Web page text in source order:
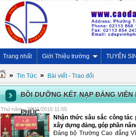
Trang nhất Giới Thiệu trường TUYỂN
» Tin Tức » Bài viết - Trao đổi
BỒI DƯỠNG KẾT NẠP ĐẢNG
PHÚC.
Thứ năm - 26/11/2015 11:55
Nhận thức sâu sắc công
xây dựng đảng, góp phần
Đảng bộ Trường Cao đẳng